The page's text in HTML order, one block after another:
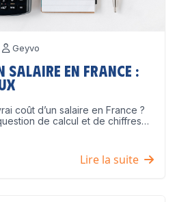
Geyvo
salaire en France :
coût d’un salaire en France ?
de calcul et de chiffres…
Lire la suite